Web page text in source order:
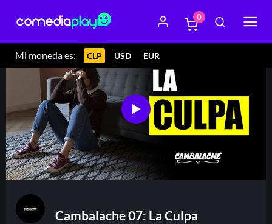
Mi moneda es: CLP USD EUR
0
Cambalache 07: La Culpa